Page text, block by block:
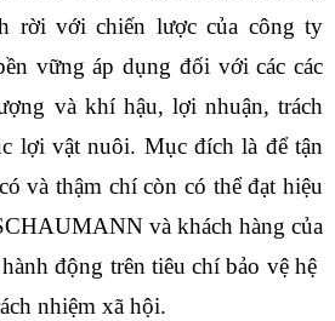
rời với chiến lược của công ty
vững áp dụng đối với các các
và khí hậu, lợi nhuận, trách
lợi vật nuôi. Mục đích là để tận
và thậm chí còn có thể đạt hiệu
và khách hàng của
động trên tiêu chí bảo vệ hệ
nhiệm xã hội.